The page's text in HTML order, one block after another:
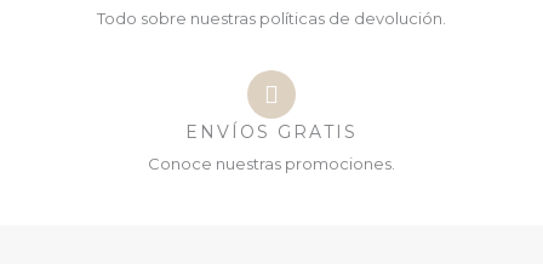
Todo sobre nuestras políticas de devolución.
ENVÍOS GRATIS
Conoce nuestras promociones.